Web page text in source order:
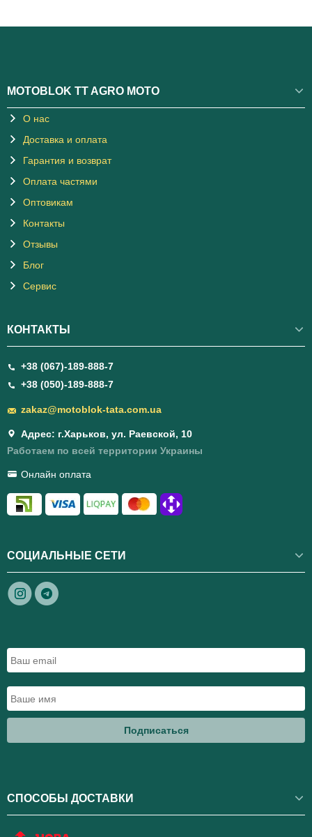
MOTOBLOK TT AGRO MOTO
О нас
Доставка и оплата
Гарантия и возврат
Оплата частями
Оптовикам
Контакты
Отзывы
Блог
Сервис
КОНТАКТЫ
+38 (067)-189-888-7
+38 (050)-189-888-7
zakaz@motoblok-tata.com.ua
Адрес: г.Харьков, ул. Раевской, 10
Работаем по всей территории Украины
Онлайн оплата
СОЦИАЛЬНЫЕ СЕТИ
Подписаться
СПОСОБЫ ДОСТАВКИ